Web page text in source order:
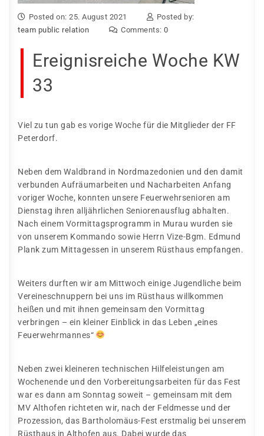
Posted on: 25. August 2021
Posted by:
team public relation
Comments: 0
Ereignisreiche Woche KW
33
Viel zu tun gab es vorige Woche für die Mitglieder der FF
Peterdorf.
Neben dem Waldbrand in Nordmazedonien und den damit
verbunden Aufräumarbeiten und Nacharbeiten Anfang
voriger Woche, konnten unsere Feuerwehrsenioren am
Dienstag ihren alljährlichen Seniorenausflug abhalten.
Nach einem Vormittagsprogramm in Murau wurden sie
von unserem Kommando sowie Herrn Vize-Bgm. Edmund
Plank zum Mittagessen in unserem Rüsthaus empfangen.
Weiters durften wir am Mittwoch einige Jugendliche beim
Vereineschnuppern bei uns im Rüsthaus willkommen
heißen und mit ihnen gemeinsam den Vormittag
verbringen – ein kleiner Einblick in das Leben „eines
Feuerwehrmannes“
Neben zwei kleineren technischen Hilfeleistungen am
Wochenende und den Vorbereitungsarbeiten für das Fest
war es dann am Sonntag soweit – gemeinsam mit dem
MV Althofen richteten wir, nach der Feldmesse und der
Prozession, das Bartholomäus-Fest erstmalig bei unserem
Rüsthaus in Althofen aus. Dabei wurde das